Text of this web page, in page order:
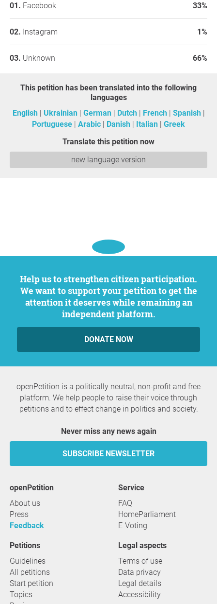
Facebook 33%
Instagram 1%
Unknown 66%
This petition has been translated into the following
languages
English
Ukrainian German Dutch French
Spanish
Portuguese
Arabic Danish Italian
Greek
Translate this petition now
new language version
Help us to strengthen citizen participation.
We want to support your petition to get the
attention it deserves while remaining an
independent platform.
DONATE NOW
openPetition is a politically neutral, non-profit and free
platform. We help people to raise their voice through
petitions and to effect change in politics and society.
Never miss any news again
SUBSCRIBE NEWSLETTER
openPetition
About us
Press
Feedback
service
FAQ
HomeParliament
E-Voting
Petitions
Guidelines
All petitions
Start petition
Topics
Legal aspects
Terms of use
Data privacy
Legal details
Accessibility